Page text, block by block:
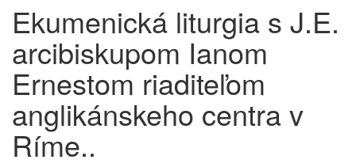
Ekumenická liturgia s J.E.
arcibiskupom Ianom
Ernestom riaditeľom
anglikánskeho centra v
Ríme..